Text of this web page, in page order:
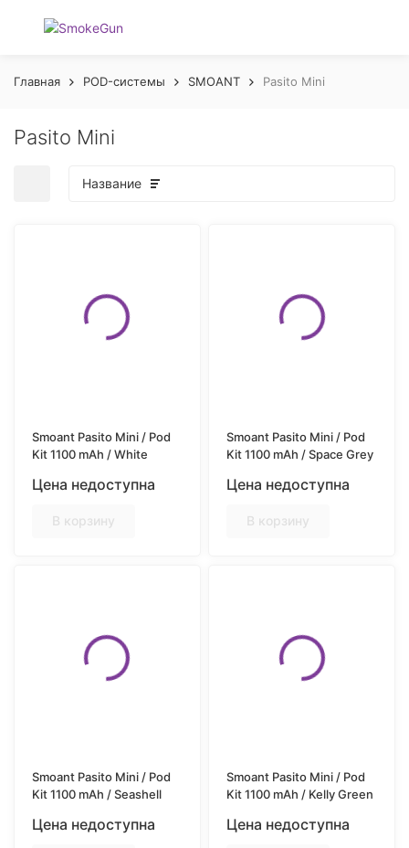
Главная POD-системы SMOANT Pasito Mini
Pasito Mini
Название
Smoant Pasito Mini / Pod
Kit 1100 mAh / White
Цена недоступна
В корзину
Smoant Pasito Mini / Pod
Kit 1100 mAh / Space Grey
Цена недоступна
В корзину
Smoant Pasito Mini / Pod
Kit 1100 mAh / Seashell
Цена недоступна
Smoant Pasito Mini / Pod
Kit 1100 mAh / Kelly Green
Цена недоступна